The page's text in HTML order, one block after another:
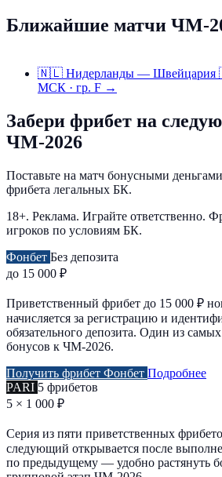
Ближайшие матчи ЧМ-
🇳🇱 Нидерланды — Швейцария
МСК · гр. F →
Забери фрибет на
ЧМ-2026
Поставьте на матч бонусными
фрибета легальных БК.
18+. Реклама. Играйте ответственно.
игроков по условиям БК.
Фонбет Без депозита
до 15 000 ₽
Приветственный фрибет до 15 000 ₽
начисляется за регистрацию и
обязательного депозита. Один из
бонусов к ЧМ-2026.
Получить фрибет Фонбет Подробнее
PARI 5 фрибетов
5 × 1 000 ₽
Серия из пяти приветственных
следующий открывается после
по предыдущему — удобно растянуть